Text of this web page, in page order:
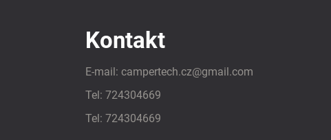
Kontakt
E-mail: campertech.cz@gmail.com
Tel: 724304669
Tel: 724304669